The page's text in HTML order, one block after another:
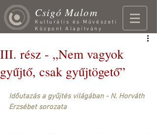
Csigó Malom
Kulturális és Művészeti
Központ Alapítvány
III. rész - „Nem vagyok
gyűjtő, csak gyűjtögető”
Időutazás a gyűjtés világában - N. Horváth
Erzsébet sorozata